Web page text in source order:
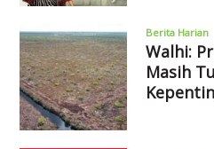
Berita Harian
Walhi:
Masih